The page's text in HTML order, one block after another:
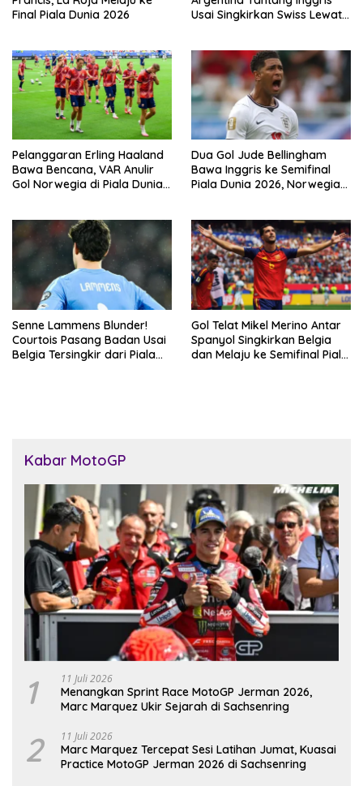
Final Piala Dunia 2026
Usai Singkirkan Swiss Lewat
Pelanggaran Erling Haaland
Bawa Bencana, VAR Anulir
Gol Norwegia di Piala Dunia
Dua Gol Jude Bellingham
Bawa Inggris ke Semifinal
Piala Dunia 2026, Norwegia
Senne Lammens Blunder!
Courtois Pasang Badan Usai
Belgia Tersingkir dari Piala
Gol Telat Mikel Merino Antar
Spanyol Singkirkan Belgia
dan Melaju ke Semifinal Piala
Kabar MotoGP
1 11 Juli 2026
Menangkan Sprint Race MotoGP Jerman 2026,
Marc Marquez Ukir Sejarah di Sachsenring
2 11 Juli 2026
Marc Marquez Tercepat Sesi Latihan Jumat, Kuasai
Practice MotoGP Jerman 2026 di Sachsenring